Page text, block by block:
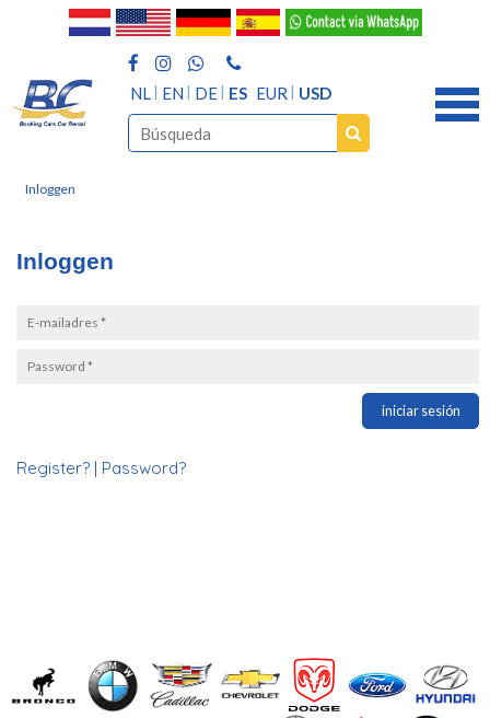
NL EN DE ES EUR USD
Inloggen
Inloggen
iniciar sesión
Register? | Password?